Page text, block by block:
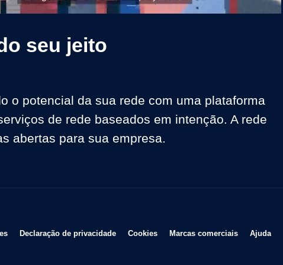
seu jeito
o potencial da sua rede com uma plataforma
de rede baseados em intenção. A rede
abertas para sua empresa.
Abre em uma nova janela
Declaração de privacidadeAbre em uma nova janela
CookiesAbre em uma nova janela
Marcas comerciaisAbre em
Ajuda